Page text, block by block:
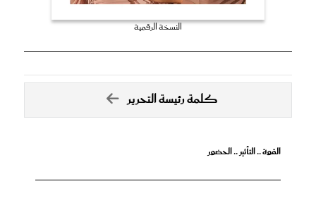
النسخة الرقمية
كلمة رئيسة التحرير
القوة .. التأثير .. الحضور